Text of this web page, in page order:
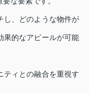
し、どのような物件が
果的なアピールが可能
ティとの融合を重視す